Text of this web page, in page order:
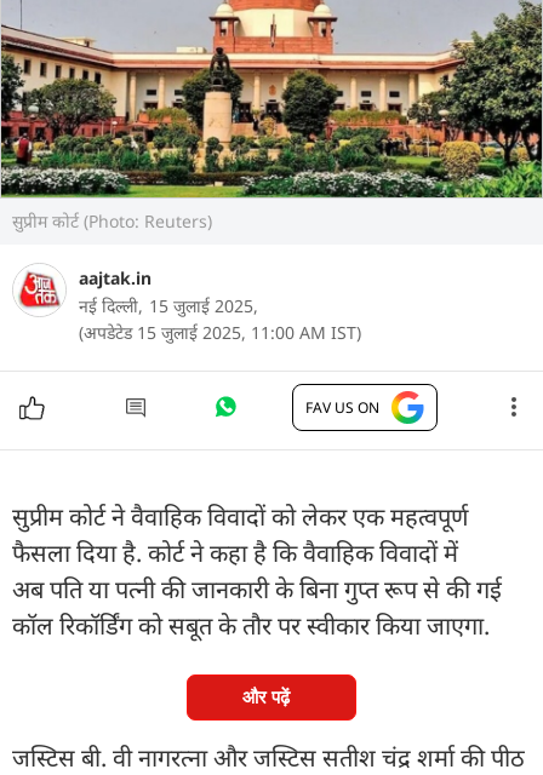
सुप्रीम कोर्ट (Photo: Reuters)
aajtak.in
नई दिल्ली, 15 जुलाई 2025,
(अपडेटेड 15 जुलाई 2025, 11:00 AM IST)
FAV US ON
सुप्रीम कोर्ट ने वैवाहिक विवादों को लेकर एक महत्वपूर्ण
फैसला दिया है. कोर्ट ने कहा है कि वैवाहिक विवादों में
अब पति या पत्नी की जानकारी के बिना गुप्त रूप से की गई
कॉल रिकॉर्डिंग को सबूत के तौर पर स्वीकार किया जाएगा.
और पढ़ें
जस्टिस बी. वी नागरत्ना और जस्टिस सतीश चंद्र शर्मा की पीठ